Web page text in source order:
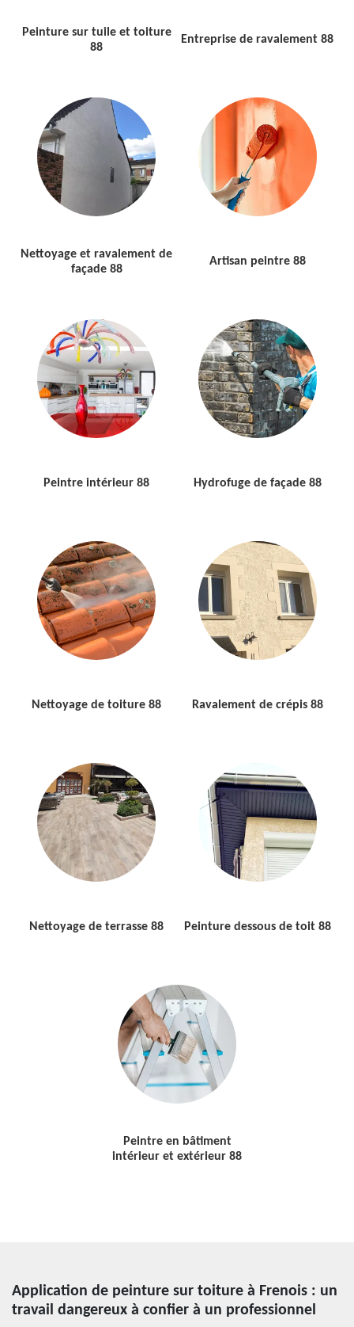
Peinture sur tuile et toiture
88
Entreprise de ravalement 88
Nettoyage et ravalement de
façade 88
Artisan peintre 88
Peintre intérieur 88 Hydrofuge de façade 88
Nettoyage de toiture 88 Ravalement de crépis 88
Nettoyage de terrasse 88 Peinture dessous de toit 88
Peintre en bâtiment
intérieur et extérieur 88
Application de peinture sur toiture à Frenois : un
travail dangereux à confier à un professionnel